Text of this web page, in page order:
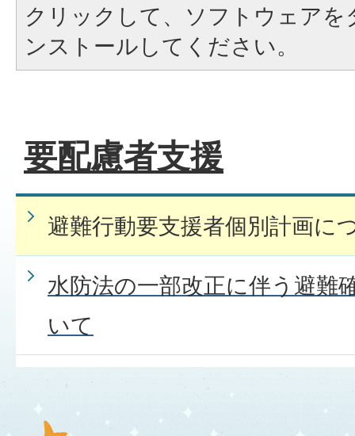
クリックして、ソフトウェア
ンストールしてください。
要配慮者支援
避難行動要支援者個別計画に
水防法の一部改正に伴う避難
いて